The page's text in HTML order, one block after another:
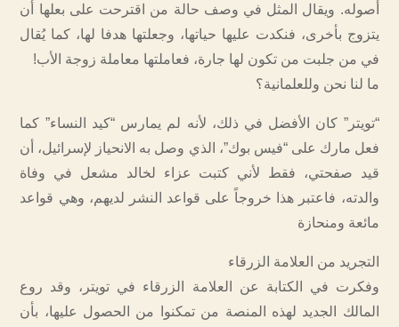
أصوله. ويقال المثل في وصف حالة من اقترحت على بعلها أن
يتزوج بأخرى، فنكدت عليها حياتها، وجعلتها هدفا لها، كما يُقال
في من جلبت من تكون لها جارة، فعاملتها معاملة زوجة الأب!
ما لنا نحن وللعلمانية؟
“تويتر” كان الأفضل في ذلك، لأنه لم يمارس “كيد النساء” كما
فعل مارك على “فيس بوك”، الذي وصل به الانحياز لإسرائيل، أن
قيد صفحتي، فقط لأني كتبت عزاء لخالد مشعل في وفاة
والدته، فاعتبر هذا خروجاً على قواعد النشر لديهم، وهي قواعد
مائعة ومنحازة
التجريد من العلامة الزرقاء
وفكرت في الكتابة عن العلامة الزرقاء في تويتر، وقد روع
المالك الجديد لهذه المنصة من تمكنوا من الحصول عليها، بأن